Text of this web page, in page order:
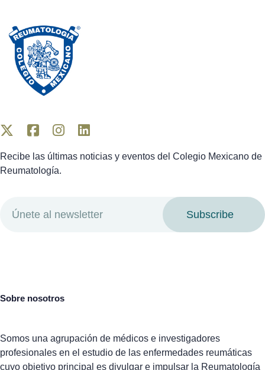
Recibe las últimas noticias y eventos del Colegio Mexicano de
Reumatología.
Subscribe
Sobre nosotros
Somos una agrupación de médicos e investigadores
profesionales en el estudio de las enfermedades reumáticas
cuyo objetivo principal es divulgar e impulsar la Reumatología